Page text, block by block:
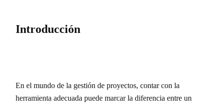
Introducción
En el mundo de la gestión de proyectos, contar con la
herramienta adecuada puede marcar la diferencia entre un